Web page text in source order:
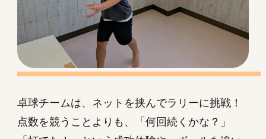
卓球チームは、ネットを挟んでラリーに挑戦！
点数を競うことよりも、「何回続くかな？」